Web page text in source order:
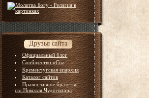
Друзья сайта
Официальный блог
Сообщество uCoz
Кременчугская епархия
Каталог сайтов
Православное братство
свт.Николая Чудотворца